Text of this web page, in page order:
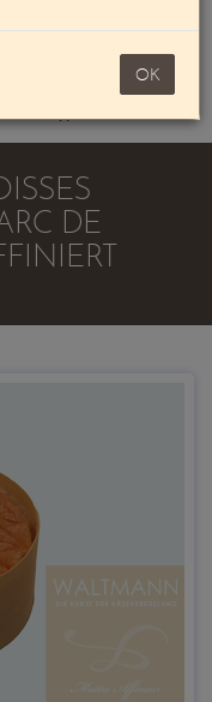
noch 100,00 €
Warenkorb
OK
DE